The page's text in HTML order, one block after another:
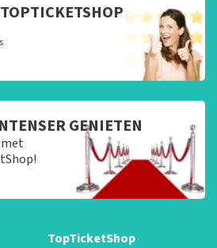
GENIETEN
TopTicketShop